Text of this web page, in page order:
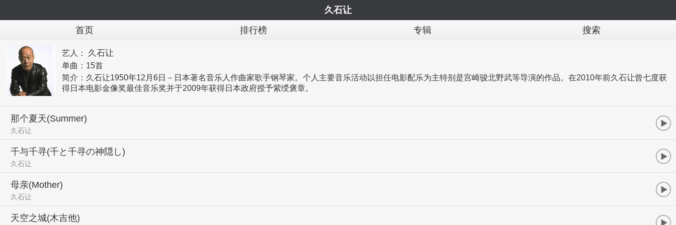
久石让
首页
排行榜 专辑 搜索
艺人： 久石让
单曲： 15首
简介： 久石让1950年12月6日－日本著名音乐人作曲家歌手钢琴家。个人主要音乐活动以担任电影配乐为主特别是宫崎骏北野武等导演的作品。在2010年前久石让曾七度获
得日本电影金像奖最佳音乐奖并于2009年获得日本政府授予紫绶褒章。
那个夏天(Summer)
久石让
千与千寻(千と千寻の神隠し)
久石让
母亲(Mother)
久石让
天空之城(木吉他)